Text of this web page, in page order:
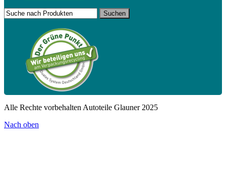
Alle Rechte vorbehalten Autoteile Glauner 2025
Nach oben